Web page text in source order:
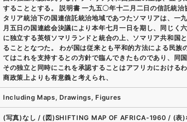
することとする。 説明書 一九五〇年十二月二日の信託統治
タリア統治下の国連信託統治地域であつたソマリアは、一
月五日の国連総会決議により本年七月一日を期し、同じく
に独立する英領ソマリランドと統合の上、ソマリア共和国
ることとなつた。 わが国は従来とも平和的方法による民族
てはこれを支持するとの方針で臨んできたものであり、同
その独立と同時にこれを承認することはアフリカにおける
商政策上よりも有意義と考えられ、
Including Maps, Drawings, Figures
(写真)なし / (図)SHIFTING MAP OF AFRICA-1960 / (表)